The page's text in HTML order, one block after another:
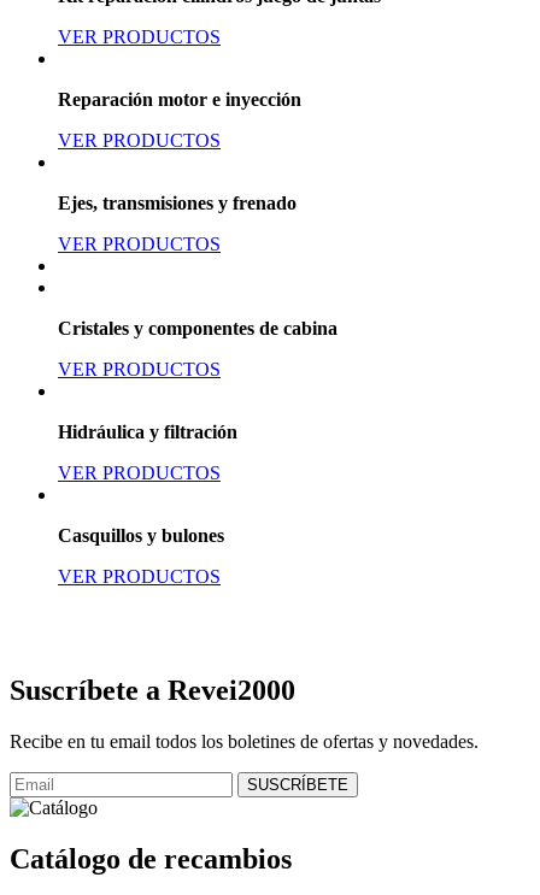
VER PRODUCTOS
Reparación motor e inyección
VER PRODUCTOS
Ejes, transmisiones y frenado
VER PRODUCTOS
Cristales y componentes de cabina
VER PRODUCTOS
Hidráulica y filtración
VER PRODUCTOS
Casquillos y bulones
VER PRODUCTOS
Suscríbete a Revei2000
Recibe en tu email todos los boletines de ofertas y novedades.
Catálogo de recambios